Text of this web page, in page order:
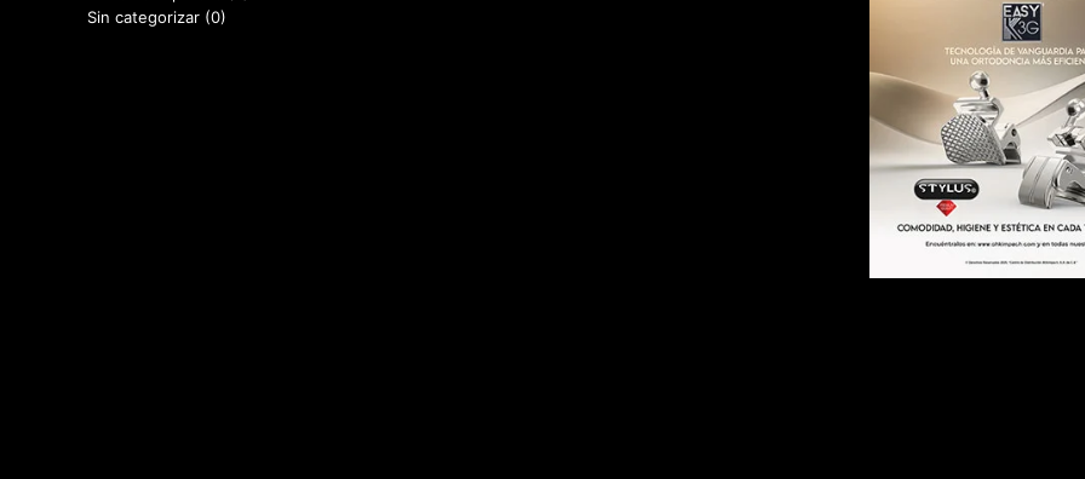
Sin categorizar (0)